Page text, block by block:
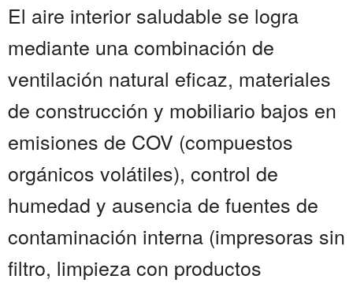
El aire interior saludable se logra
mediante una combinación de
ventilación natural eficaz, materiales
de construcción y mobiliario bajos en
emisiones de COV (compuestos
orgánicos volátiles), control de
humedad y ausencia de fuentes de
contaminación interna (impresoras sin
filtro, limpieza con productos